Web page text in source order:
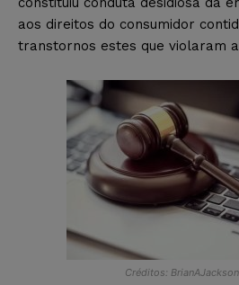
aos direitos do consumidor
transtornos estes que violaram
Créditos: